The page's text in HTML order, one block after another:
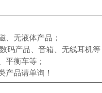
、无液体产品；
码产品、音箱、无线耳机
平衡车等；
产品请单询！